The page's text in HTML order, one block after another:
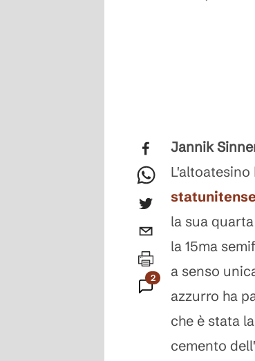
2
Commenti
Jannik
L'altoatesino
la sua
la 15ma
a senso
azzurro ha
che è stata
cemento